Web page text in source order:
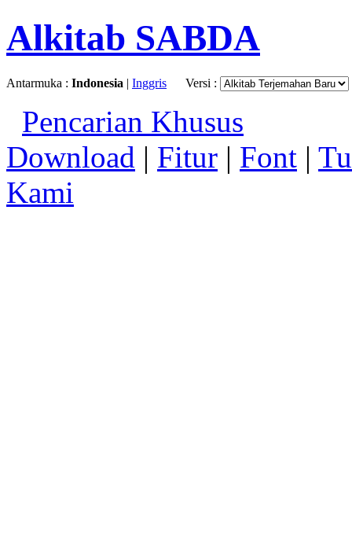
Alkitab SABDA
Antarmuka : Indonesia | Inggris Versi :
Pencarian Khusus
Download | Fitur | Font |
Kami